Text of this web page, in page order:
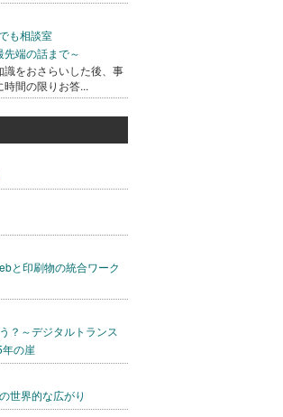
も相談室
端の話まで～
をおさらいした後、事
間の限りお答...
と印刷物の統合ワーク
？～デジタルトランス
の崖
世界的な広がり